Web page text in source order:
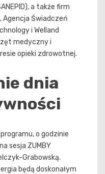
a także firm
Agencja Świadczeń
i Welland
medyczny i
opieki zdrowotnej.
dnia
o godzinie
sesja ZUMBY
Grabowską.
będą doskonałym